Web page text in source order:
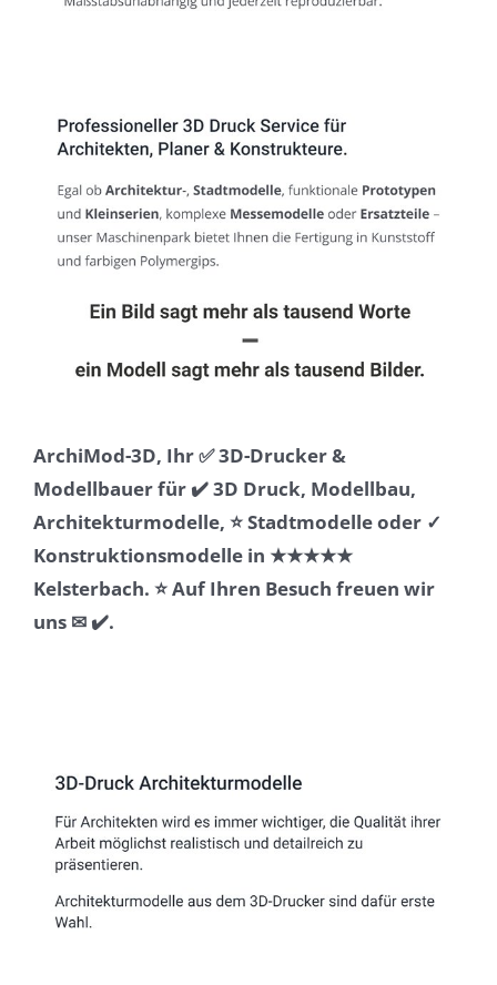
ArchiMod-3D, Ihr ✅ 3D-Drucker &
Modellbauer für ✔️ 3D Druck, Modellbau,
Architekturmodelle, ⭐ Stadtmodelle oder ✓
Konstruktionsmodelle in ★★★★★
Kelsterbach. ⭐ Auf Ihren Besuch freuen wir
uns ✉ ✔️.